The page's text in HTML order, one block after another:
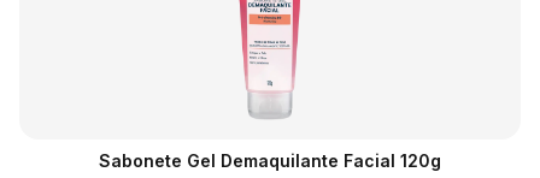
Sabonete Gel Demaquilante Facial 120g